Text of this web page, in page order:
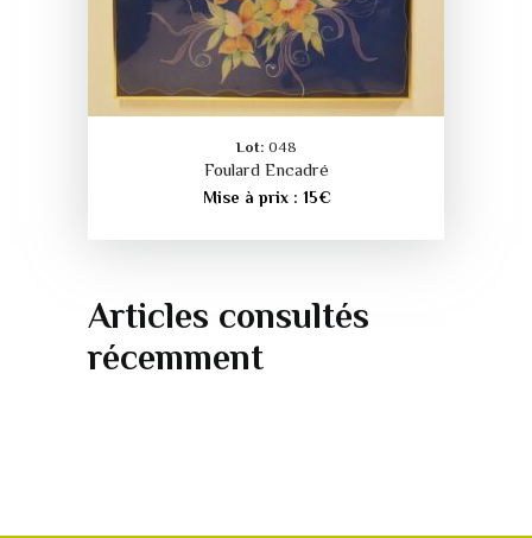
Lot: 048
Foulard Encadré
Mise à prix : 15€
Articles consultés
récemment